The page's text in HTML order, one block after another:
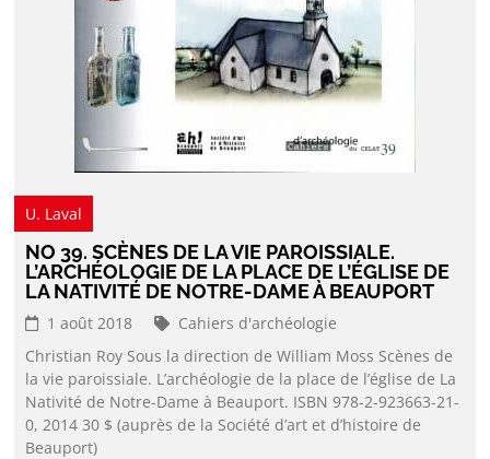
U. Laval
NO 39. SCÈNES DE LA VIE PAROISSIALE.
L’ARCHÉOLOGIE DE LA PLACE DE L’ÉGLISE DE
LA NATIVITÉ DE NOTRE-DAME À BEAUPORT
1 août 2018
Cahiers d'archéologie
Christian Roy Sous la direction de William Moss Scènes de
la vie paroissiale. L’archéologie de la place de l’église de La
Nativité de Notre-Dame à Beauport. ISBN 978-2-923663-21-
0, 2014 30 $ (auprès de la Société d’art et d’histoire de
Beauport)